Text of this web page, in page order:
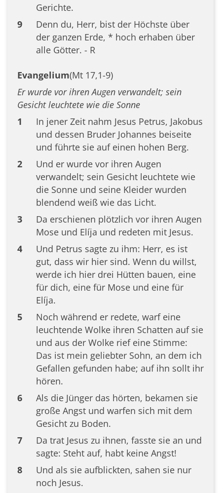
Gerichte.
9
Denn du, Herr, bist der Höchste über
der ganzen Erde, * hoch erhaben über
alle Götter. - R
Evangelium(Mt 17,1-9)
Er wurde vor ihren Augen verwandelt; sein
Gesicht leuchtete wie die Sonne
1
In jener Zeit nahm Jesus Petrus, Jakobus
und dessen Bruder Johannes beiseite
und führte sie auf einen hohen Berg.
2
Und er wurde vor ihren Augen
verwandelt; sein Gesicht leuchtete wie
die Sonne und seine Kleider wurden
blendend weiß wie das Licht.
3
Da erschienen plötzlich vor ihren Augen
Mose und Elíja und redeten mit Jesus.
4
Und Petrus sagte zu ihm: Herr, es ist
gut, dass wir hier sind. Wenn du willst,
werde ich hier drei Hütten bauen, eine
für dich, eine für Mose und eine für
Elíja.
5
Noch während er redete, warf eine
leuchtende Wolke ihren Schatten auf sie
und aus der Wolke rief eine Stimme:
Das ist mein geliebter Sohn, an dem ich
Gefallen gefunden habe; auf ihn sollt ihr
hören.
6
Als die Jünger das hörten, bekamen sie
große Angst und warfen sich mit dem
Gesicht zu Boden.
7
Da trat Jesus zu ihnen, fasste sie an und
sagte: Steht auf, habt keine Angst!
8
Und als sie aufblickten, sahen sie nur
noch Jesus.